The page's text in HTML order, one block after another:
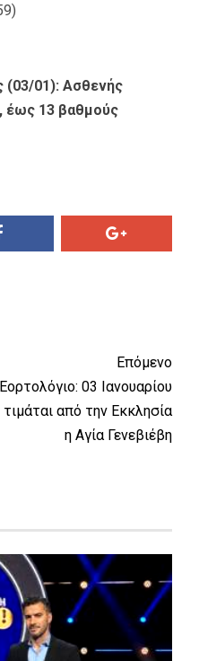
(03/01): Ασθενής
έως 13 βαθμούς
Επόμενο
Εορτολόγιο: 03 Ιανουαρίου
τιμάται από την Εκκλησία
η Αγία Γενεβιέβη